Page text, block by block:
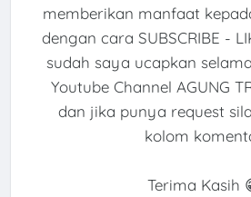
memberikan manfaat
dengan cara SUBSCRIBE -
sudah saya ucapkan
Youtube Channel AGUNG
dan jika punya request
kolom
Terima Kasih